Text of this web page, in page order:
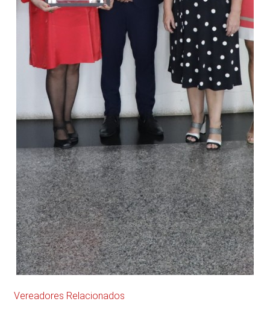
Vereadores Relacionados